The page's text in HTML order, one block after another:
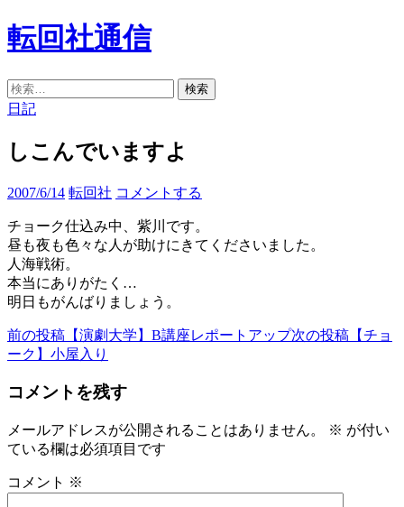
コ
ン
ン
ツ
ス
キ
プ
転回社通信
検
索
検
索:
日記
しこんでいますよ
2007/6/14 転回社 コメントする
チョーク仕込み中、紫川です。
昼も夜も色々な人が助けにきてくださいました。
人海戦術。
本当にありがたく…
明日もがんばりましょう。
投
稿
ナ
ビ
ゲ
ー
前の投稿 【演劇大学】B講座レポートアップ次の投稿 【チョ
ーク】小屋入り
コメントを残す
メールアドレスが公開されることはありません。 ※ が付い
ている欄は必須項目です
コメント ※